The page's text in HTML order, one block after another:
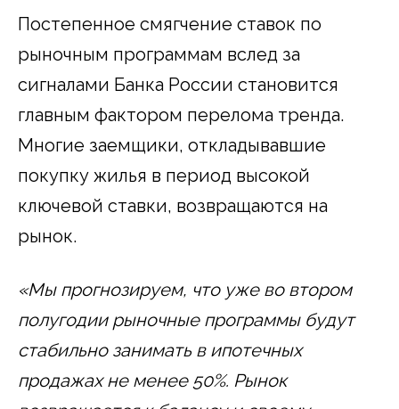
Постепенное смягчение ставок по
рыночным программам вслед за
сигналами Банка России становится
главным фактором перелома тренда.
Многие заемщики, откладывавшие
покупку жилья в период высокой
ключевой ставки, возвращаются на
рынок.
«Мы прогнозируем, что уже во втором
полугодии рыночные программы будут
стабильно занимать в ипотечных
продажах не менее 50%. Рынок